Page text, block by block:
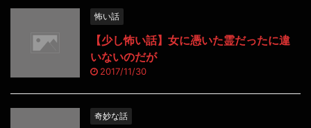
怖い話
【少し怖い話】女に憑いた霊だったに違
いないのだが
2017/11/30
奇妙な話